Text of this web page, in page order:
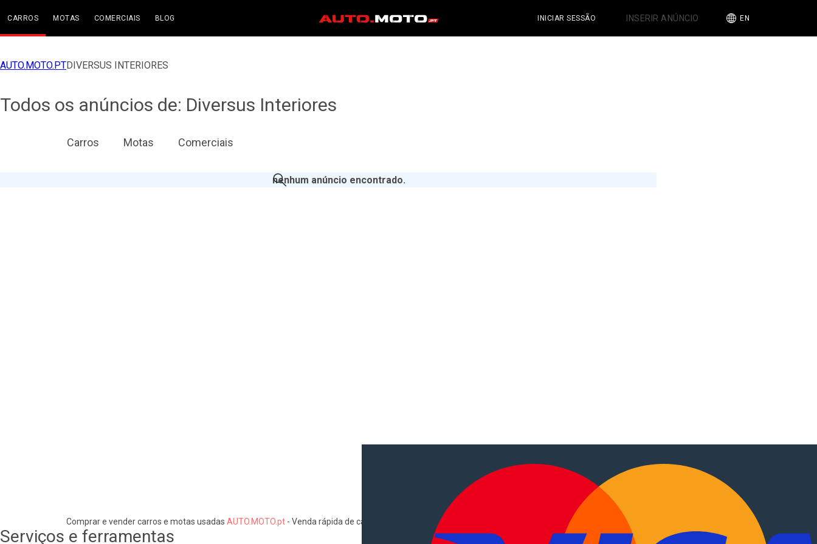
CARROS MOTAS COMERCIAIS BLOG INICIAR SESSÃO INSERIR ANÚNCIO EN
AUTO.MOTO.PTDIVERSUS INTERIORES
Todos os anúncios de: Diversus Interiores
Carros Motas Comerciais
nenhum anúncio encontrado.
Comprar e vender carros e motas usadas AUTO.MOTO.pt- Venda rápida de carros, motas, comerciais, pesados, camiões, autocaravanas
Serviços e ferramentas Informações